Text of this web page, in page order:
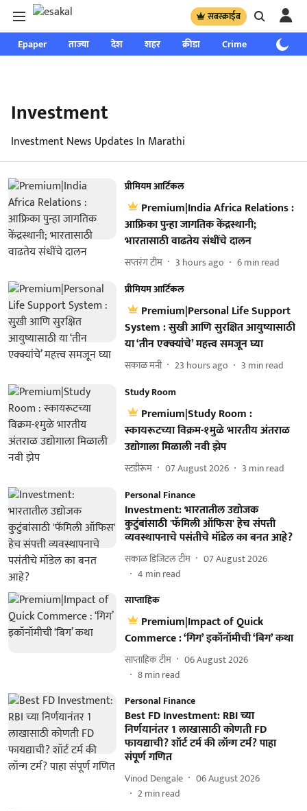
सबस्क्राईब
Epaper ताज्या देश शहर क्रीडा Crime साप्ताहिक
Investment
Investment News Updates In Marathi
प्रीमियम आर्टिकल
Premium|India Africa Relations :
आफ्रिका पुन्हा जागतिक केंद्रस्थानी;
भारतासाठी वाढतेय संधींचे दालन
सप्तरंग टीम 3 hours ago 6min read
प्रीमियम आर्टिकल
Premium|Personal Life Support
System : सुखी आणि सुरक्षित आयुष्यासाठी
या ‘तीन एक्क्यांचे’ महत्त्व समजून घ्या
सकाळ मनी 23 hours ago 3 min read
Study Room
Premium|Study Room :
स्कायरूटच्या विक्रम-१मुळे भारतीय अंतराळ
उद्योगाला मिळाली नवी झेप
स्टडीरूम 07 August 2026 3 min read
Personal Finance
Investment: भारतातील उद्योजक
कुटुंबांसाठी 'फॅमिली ऑफिस' हेच संपत्ती
व्यवस्थापनाचे पसंतीचे मॉडेल का बनत आहे?
सकाळ डिजिटल टीम
07 August 2026
4 min read
साप्ताहिक
Premium|Impact of Quick
Commerce : ‘गिग’ इकॉनॉमीची ‘बिग’ कथा
साप्ताहिक टीम
06 August 2026
8min read
Personal Finance
Best FD Investment: RBI च्या
निर्णयानंतर 1 लाखासाठी कोणती FD
फायद्याची? शॉर्ट टर्म की लॉन्ग टर्म? पाहा
संपूर्ण गणित
Vinod Dengale
06 August 2026
2min read